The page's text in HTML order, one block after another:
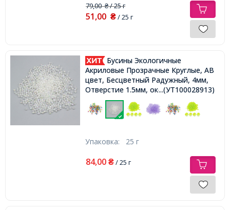
79,00₴/ 25 г
51,00 ₴/ 25 г
Бусины Экологичные
Акриловые Прозрачные Круглые, АВ
цвет, Бесцветный Радужный, 4мм,
Отверстие 1.5мм, около 820шт/25г,
...(УТ100028913)
Упаковка: 25 г
84,00 ₴/ 25 г